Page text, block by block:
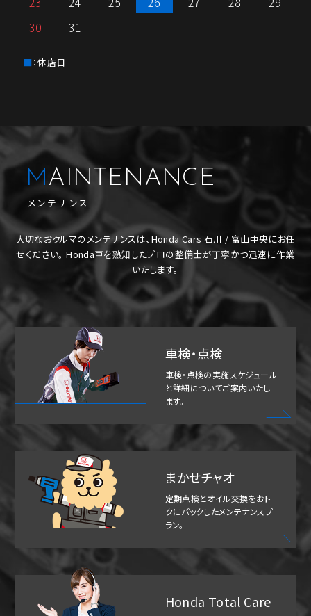
30
31
：休店日
MAINTENANCE
メンテナンス
大切なおクルマのメンテナンスは、Honda Cars 石川 / 富山中央にお任
せください。 Honda車を熟知したプロの整備士が丁寧かつ迅速に作業
いたします。
車検・点検
車検・点検の実施スケジュール
と詳細についてご案内いたし
ます。
まかせチャオ
定期点検とオイル交換をおト
クにパックしたメンテナンスプ
ラン。
Honda Total Care